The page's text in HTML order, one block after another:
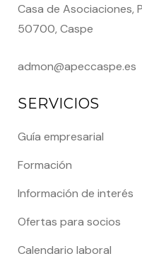
Casa de Asociaciones,
50700, Caspe
admon@apeccaspe.es
SERVICIOS
Guía empresarial
Formación
Información de interés
Ofertas para socios
Calendario laboral